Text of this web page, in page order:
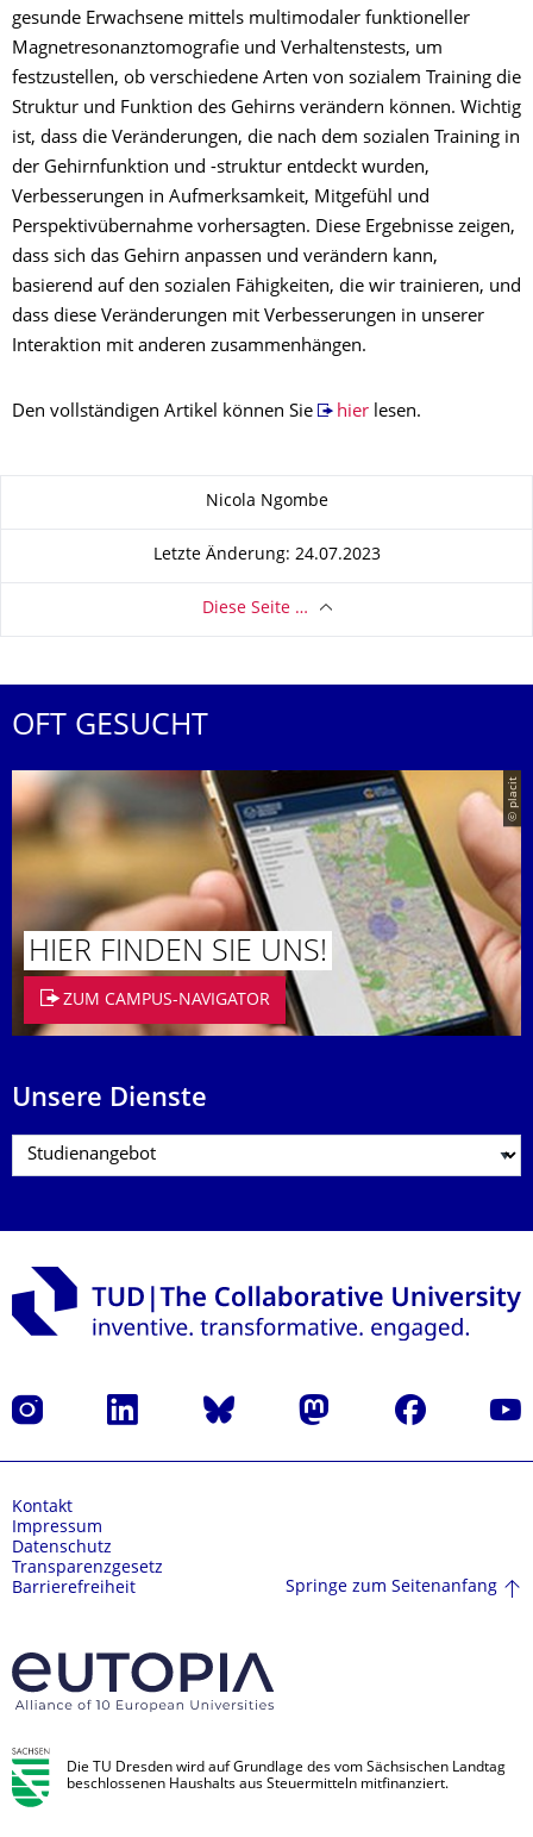
gesunde Erwachsene mittels multimodaler funktioneller
Magnetresonanztomografie und Verhaltenstests, um
festzustellen, ob verschiedene Arten von sozialem Training die
Struktur und Funktion des Gehirns verändern können. Wichtig
ist, dass die Veränderungen, die nach dem sozialen Training in
der Gehirnfunktion und -struktur entdeckt wurden,
Verbesserungen in Aufmerksamkeit, Mitgefühl und
Perspektivübernahme vorhersagten. Diese Ergebnisse zeigen,
dass sich das Gehirn anpassen und verändern kann,
basierend auf den sozialen Fähigkeiten, die wir trainieren, und
dass diese Veränderungen mit Verbesserungen in unserer
Interaktion mit anderen zusammenhängen.
Den vollständigen Artikel können Sie hierlesen.
Nicola Ngombe
Letzte Änderung: 24.07.2023
Diese Seite …
OFT GESUCHT
© placit
HIER FINDEN SIE UNS!
ZUM CAMPUS-NAVIGATOR
Unsere Dienste
Instagram LinkedIn Bluesky Mastodon Facebook
Kontakt
Impressum
Datenschutz
Transparenzgesetz
Barrierefreiheit
Springe zum Seitenanfang
Die TU Dresden wird auf Grundlage des vom Sächsischen Landtag
beschlossenen Haushalts aus Steuermitteln mitfinanziert.